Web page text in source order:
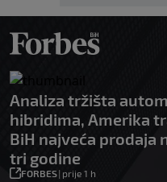
Analiza tržišta
hibridima, Amerika
BiH najveća prodaja
tri godine
FORBES| prije 1 h